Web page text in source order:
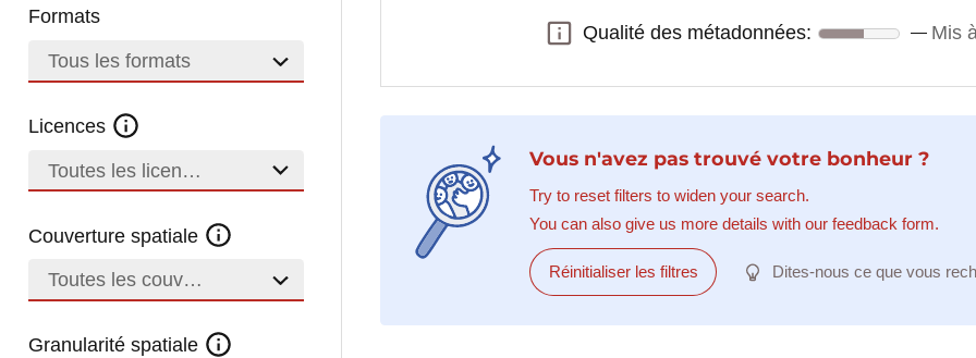
Formats
Tous les formats
Licences
Toutes les licences
Couverture spatiale
Toutes les couvertures
Granularité spatiale
Qualité des métadonnées:
Qualité des métadonnées: Mis
Vous n'avez pas trouvé votre bonheur ?
Try to reset filters to widen your search.
You can also give us more details with our feedback form.
Réinitialiser les filtres Dites-nous ce que vous